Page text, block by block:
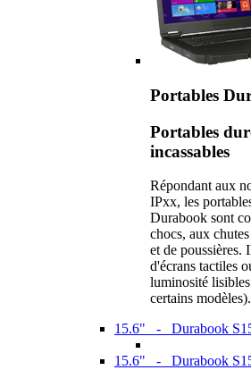
Portables
Portables
incassables
Répondant aux
IPxx, les
Durabook sont
chocs, aux
et de poussières.
d'écrans tactiles
luminosité
certains modèles).
15.6" - Durabook
15.6" - Durabook